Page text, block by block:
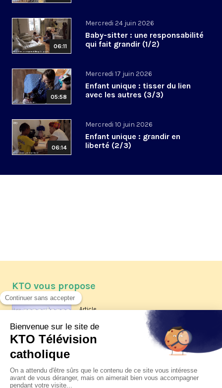
06:11
Mercredi 24 juin 2026
Baby-sitter : une responsabilité
qui fait grandir (1/2)
05:58
Mercredi 17 juin 2026
Enfant unique : tisser du lien
avec les autres (3/3)
06:14
Mercredi 10 juin 2026
Enfant unique : grandir en
liberté (2/3)
KTO vous propose
Article
Les reportages d'été 2026 de KTO
La visite pastorale du pape Léon
XIV à Assise à suivre sur KTO le
jeudi 6 août